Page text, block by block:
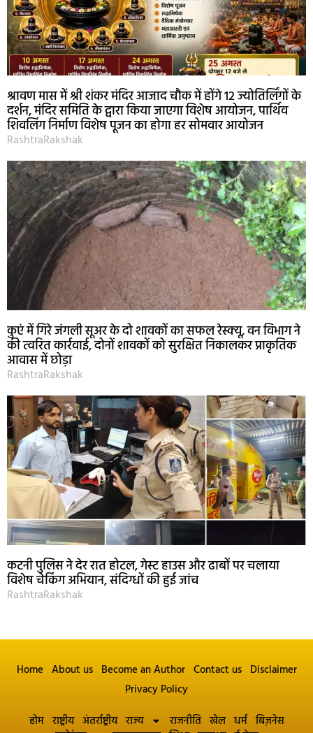
श्रावण मास में श्री शंकर मंदिर आजाद चौक में होंगे 12 ज्योतिर्लिंगों के
दर्शन, मंदिर समिति के द्वारा किया जाएगा विशेष आयोजन, पार्थिव
शिवलिंग निर्माण विशेष पूजन का होगा हर सोमवार आयोजन
RashtraRakshak
कुएं में गिरे जंगली सूअर के दो शावकों का सफल रेस्क्यू, वन विभाग ने
की त्वरित कार्रवाई, दोनों शावकों को सुरक्षित निकालकर प्राकृतिक
आवास में छोड़ा
RashtraRakshak
कटनी पुलिस ने देर रात होटल, गेस्ट हाउस और ढाबों पर चलाया
विशेष चेकिंग अभियान, संदिग्धों की हुई जांच
RashtraRakshak
Home About us Become an Author Contact us Disclaimer
Privacy Policy
होम राष्ट्रीय अंतर्राष्ट्रीय राज्य राजनीति खेल धर्म बिज़नेस